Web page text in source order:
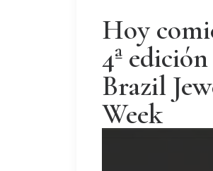
Hoy
4ª
Brazil
Week